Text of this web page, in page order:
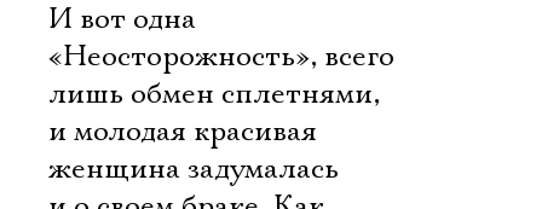
И вот одна
«Неосторожность», всего
лишь обмен сплетнями,
и молодая красивая
женщина задумалась